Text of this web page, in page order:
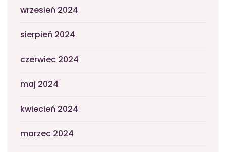
wrzesień 2024
sierpień 2024
czerwiec 2024
maj 2024
kwiecień 2024
marzec 2024